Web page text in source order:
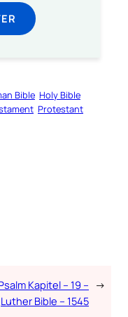
Bible Holy Bible
Protestant
Kapitel – 19 –
Luther Bible – 1545
→